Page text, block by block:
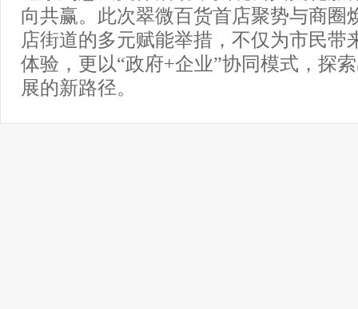
向共赢。此次翠微百货首店聚势与商圈
店街道的多元赋能举措，不仅为市民带
体验，更以“政府+企业”协同模式，探
展的新路径。